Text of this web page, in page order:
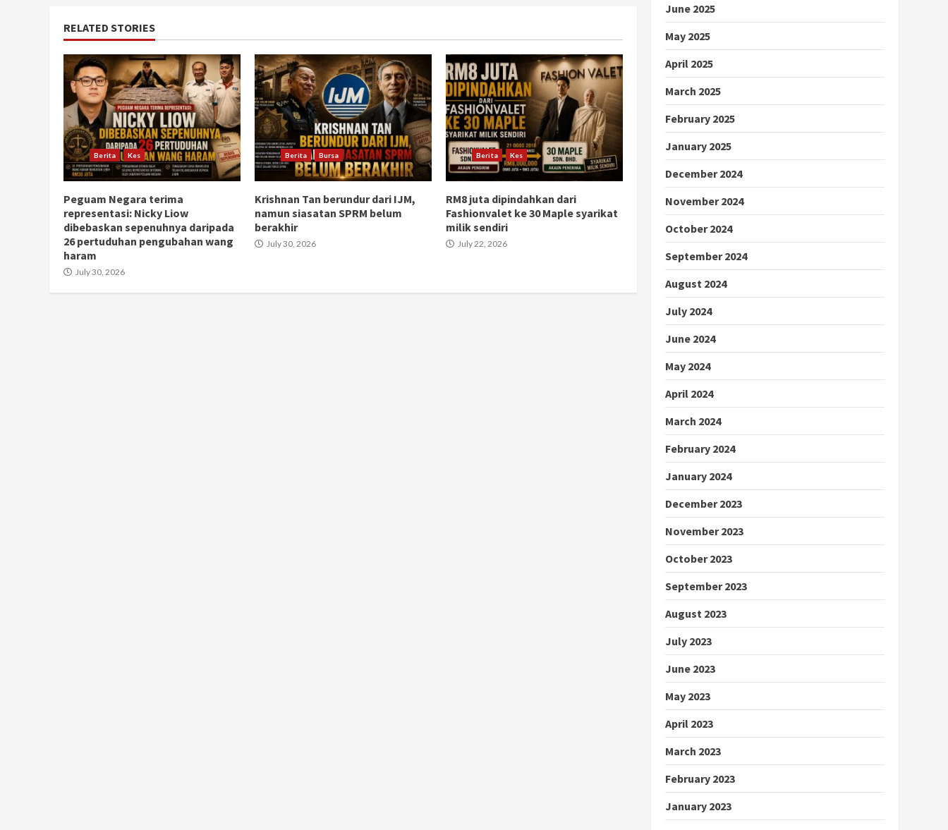
RELATED STORIES
Berita Kes
Peguam Negara terima
representasi: Nicky Liow
dibebaskan sepenuhnya daripada
26 pertuduhan pengubahan wang
haram
July 30, 2026
Berita Bursa
Krishnan Tan berundur dari IJM,
namun siasatan SPRM belum
berakhir
July 30, 2026
Berita Kes
RM8 juta dipindahkan dari
Fashionvalet ke 30 Maple syarikat
milik sendiri
July 22, 2026
June 2025
May 2025
April 2025
March 2025
February 2025
January 2025
December 2024
November 2024
October 2024
September 2024
August 2024
July 2024
June 2024
May 2024
April 2024
March 2024
February 2024
January 2024
December 2023
November 2023
October 2023
September 2023
August 2023
July 2023
June 2023
May 2023
April 2023
March 2023
February 2023
January 2023